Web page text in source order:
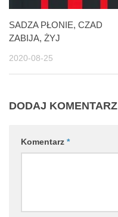
SADZA PŁONIE, CZAD
ZABIJA, ŻYJ
2020-08-25
DODAJ KOMENTARZ
Komentarz *